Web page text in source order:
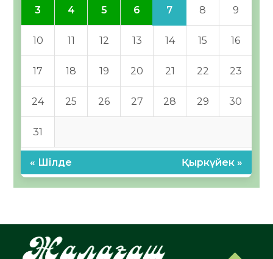
3 4 5 6 7 8 9
10 11 12 13 14 15 16
17 18 19 20 21 22 23
24 25 26 27 28 29 30
31
« Шілде Қыркүйек »